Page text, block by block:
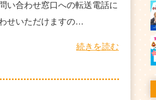
い合わせ窓口への転送電話に
せいただけますの…
続きを読む